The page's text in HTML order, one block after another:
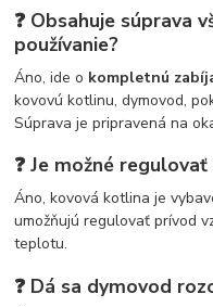
❓ Obsahuje súprava
používanie?
Áno, ide o kompletnú
kovovú kotlinu, dymovod,
Súprava je pripravená na
❓ Je možné
Áno, kovová kotlina je
umožňujú regulovať prívod
teplotu.
❓ Dá sa dymovod